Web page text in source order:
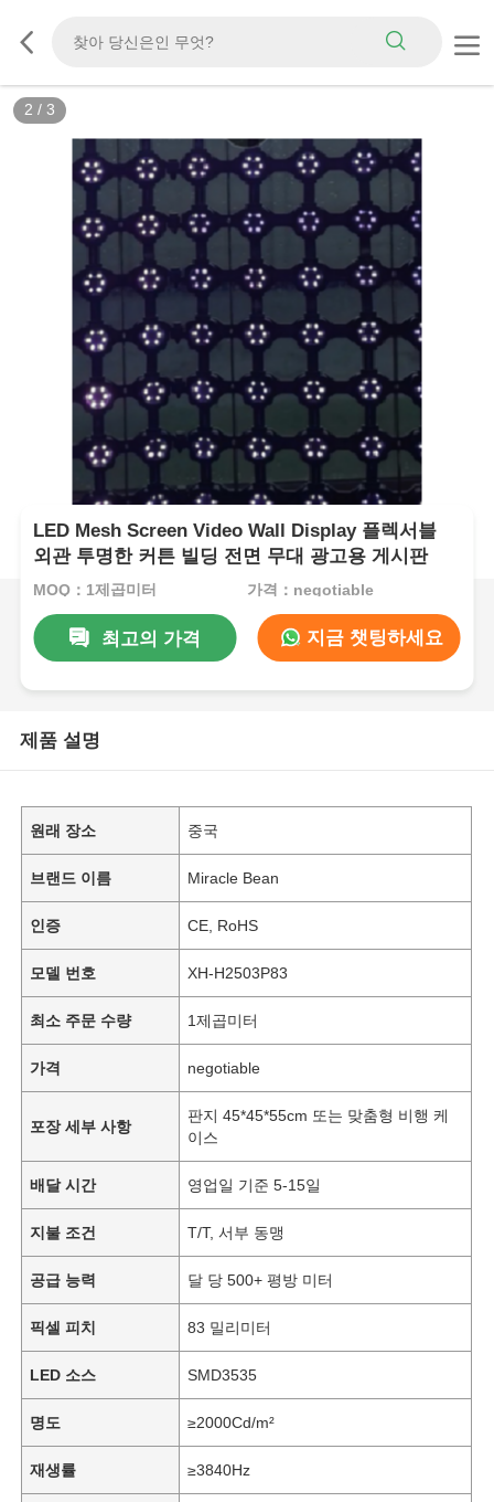
2 / 3
LED Mesh Screen Video Wall Display 플렉서블
외관 투명한 커튼 빌딩 전면 무대 광고용 게시판
MOQ：1제곱미터 가격：negotiable
최고의 가격 지금 챗팅하세요
제품 설명
원래 장소 중국
브랜드 이름 Miracle Bean
인증 CE, RoHS
모델 번호 XH-H2503P83
최소 주문 수량 1제곱미터
가격 negotiable
포장 세부 사항
판지 45*45*55cm 또는 맞춤형 비행 케
이스
배달 시간 영업일 기준 5-15일
지불 조건 T/T, 서부 동맹
공급 능력 달 당 500+ 평방 미터
픽셀 피치 83 밀리미터
LED 소스 SMD3535
명도 ≥2000Cd/m²
재생률 ≥3840Hz